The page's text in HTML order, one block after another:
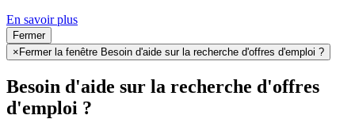
En savoir plus
Fermer
× Fermer la fenêtre Besoin d'aide sur la recherche d'offres d'emploi ?
Besoin d'aide sur la recherche d'offres
d'emploi ?